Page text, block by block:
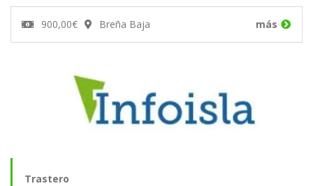
900,00€ Breña Baja más
Trastero